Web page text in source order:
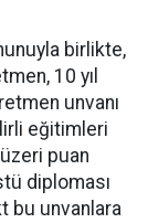
birlikte,
10 yıl
unvanı
eğitimleri
puan
diploması
bu unvanlara